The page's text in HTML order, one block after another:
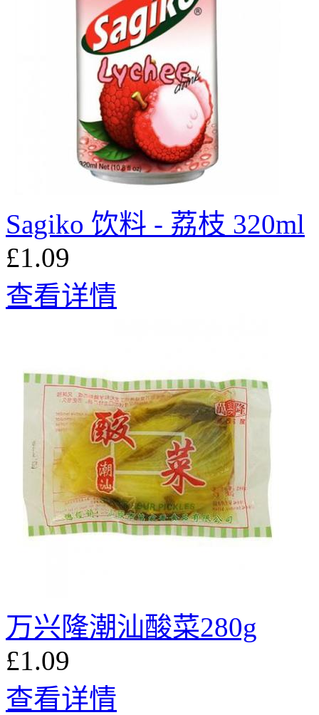
Sagiko 饮料 - 荔枝 320ml
£1.09
查看详情
万兴隆潮汕酸菜280g
£1.09
查看详情